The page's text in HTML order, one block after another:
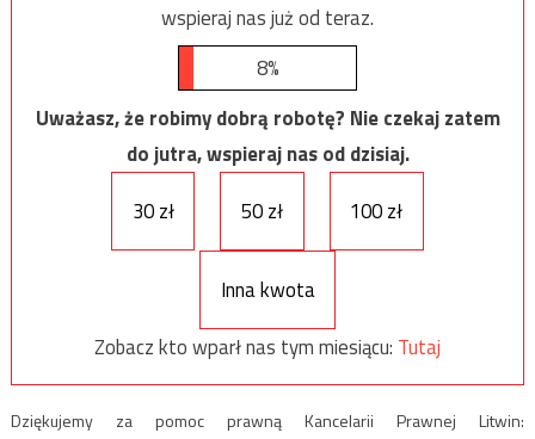
wspieraj nas już od teraz.
8%
Uważasz, że robimy dobrą robotę? Nie czekaj zatem
do jutra, wspieraj nas od dzisiaj.
30 zł
50 zł 100 zł
Inna kwota
Zobacz kto wparł nas tym miesiącu: Tutaj
Dziękujemy za pomoc prawną Kancelarii Prawnej Litwin: